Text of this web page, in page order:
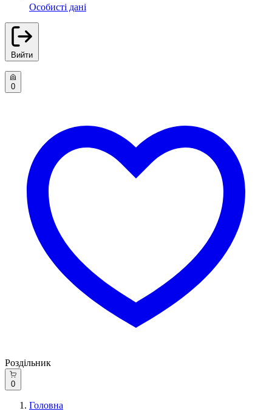
Особисті дані
Вийти
0
Роздільник
0
Головна